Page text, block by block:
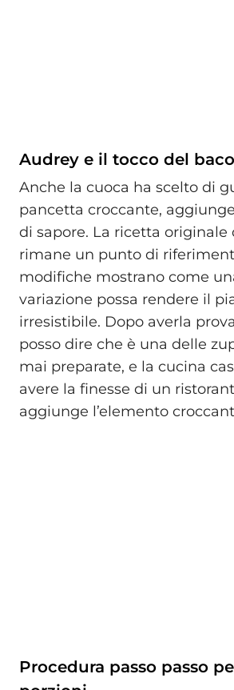
Audrey e il tocco del
Anche la cuoca ha scelto di
pancetta croccante,
di sapore. La ricetta originale
rimane un punto di
modifiche mostrano come
variazione possa rendere il
irresistibile. Dopo averla
posso dire che è una delle
mai preparate, e la cucina
avere la finesse di un
aggiunge l’elemento
Procedura passo passo